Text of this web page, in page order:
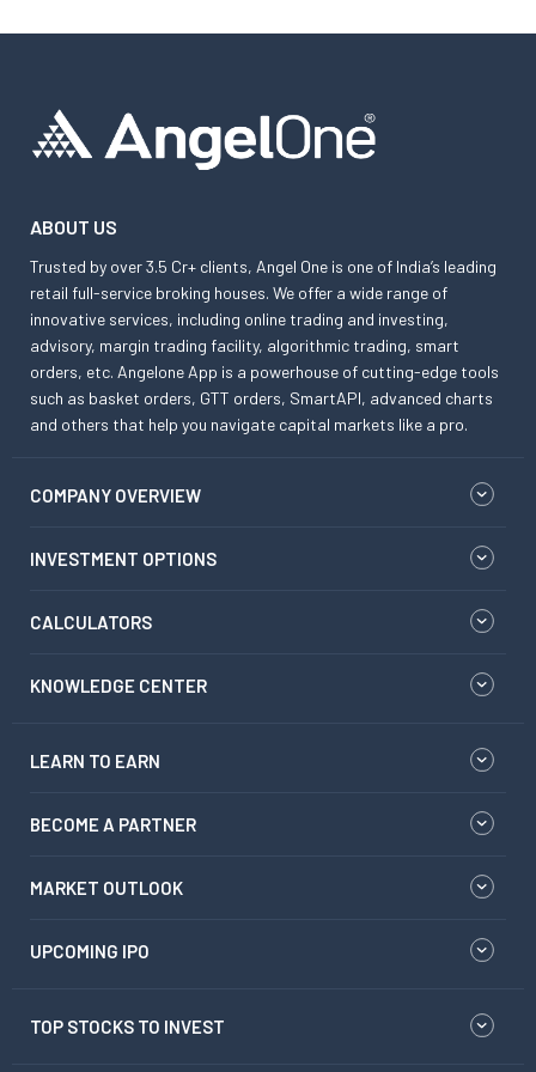
ABOUT US
Trusted by over 3.5 Cr+ clients, Angel One is one of India’s leading
retail full-service broking houses. We offer a wide range of
innovative services, including online trading and investing,
advisory, margin trading facility, algorithmic trading, smart
orders, etc. Angelone App is a powerhouse of cutting-edge tools
such as basket orders, GTT orders, SmartAPI, advanced charts
and others that help you navigate capital markets like a pro.
COMPANY OVERVIEW
INVESTMENT OPTIONS
CALCULATORS
KNOWLEDGE CENTER
LEARN TO EARN
BECOME A PARTNER
MARKET OUTLOOK
UPCOMING IPO
TOP STOCKS TO INVEST